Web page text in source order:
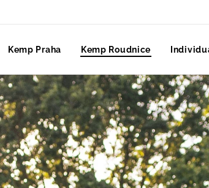
Kemp Praha Kemp Roudnice